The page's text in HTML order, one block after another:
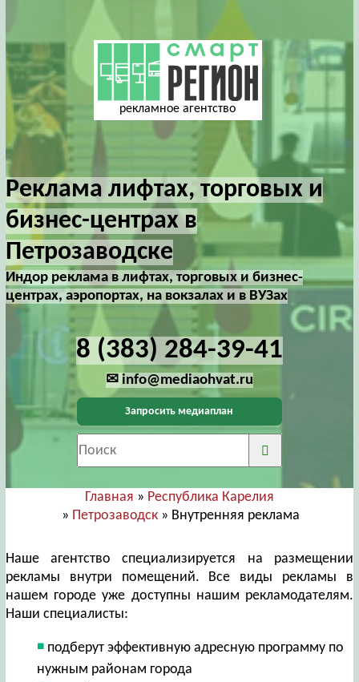
рекламное агентство
Реклама лифтах, торговых и
бизнес-центрах в
Петрозаводске
Индор реклама в лифтах, торговых и бизнес-
центрах, аэропортах, на вокзалах и в ВУЗах
8 (383) 284-39-41
✉ info@mediaohvat.ru
Запросить медиаплан
Главная » Республика Карелия
» Петрозаводск » Внутренняя реклама
Наше агентство специализируется на размещении
рекламы внутри помещений. Все виды рекламы в
нашем городе уже доступны нашим рекламодателям.
Наши специалисты:
подберут эффективную адресную программу по
нужным районам города